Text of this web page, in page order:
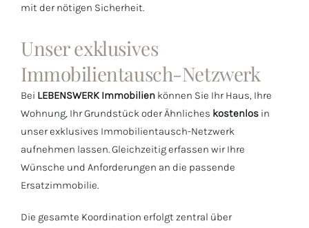
mit der nötigen Sicherheit.
Unser exklusives
Immobilientausch-Netzwerk
Bei LEBENSWERK Immobilienkönnen Sie Ihr Haus, Ihre
Wohnung, Ihr Grundstück oder Ähnliches kostenlos in
unser exklusives Immobilientausch-Netzwerk
aufnehmen lassen. Gleichzeitig erfassen wir Ihre
Wünsche und Anforderungen an die passende
Ersatzimmobilie.
Die gesamte Koordination erfolgt zentral über